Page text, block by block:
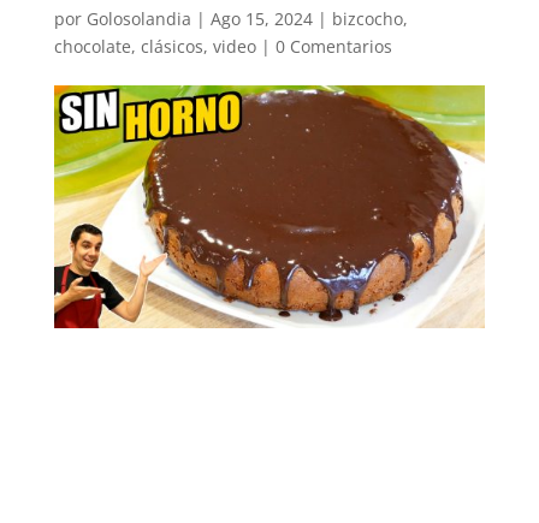
por Golosolandia | Ago 15, 2024| bizcocho,
chocolate, clásicos, video| 0 Comentarios